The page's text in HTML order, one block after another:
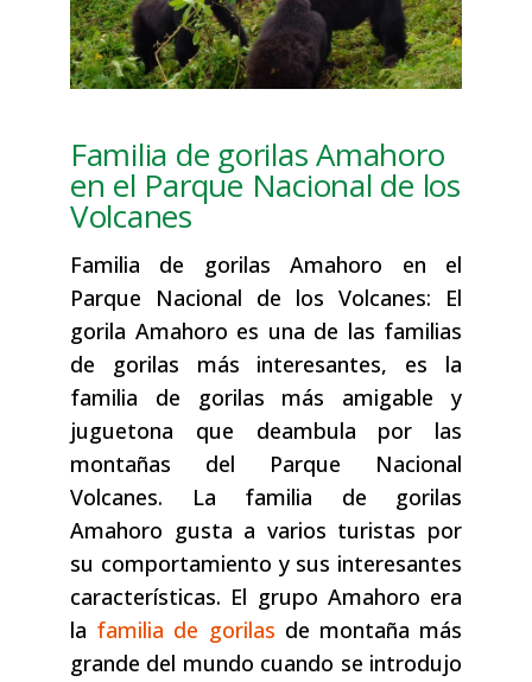
Familia de gorilas Amahoro
en el Parque Nacional de los
Volcanes
Familia de gorilas Amahoro en el
Parque Nacional de los Volcanes: El
gorila Amahoro es una de las familias
de gorilas más interesantes, es la
familia de gorilas más amigable y
juguetona que deambula por las
montañas del Parque Nacional
Volcanes. La familia de gorilas
Amahoro gusta a varios turistas por
su comportamiento y sus interesantes
características. El grupo Amahoro era
la familia de gorilas de montaña más
grande del mundo cuando se introdujo